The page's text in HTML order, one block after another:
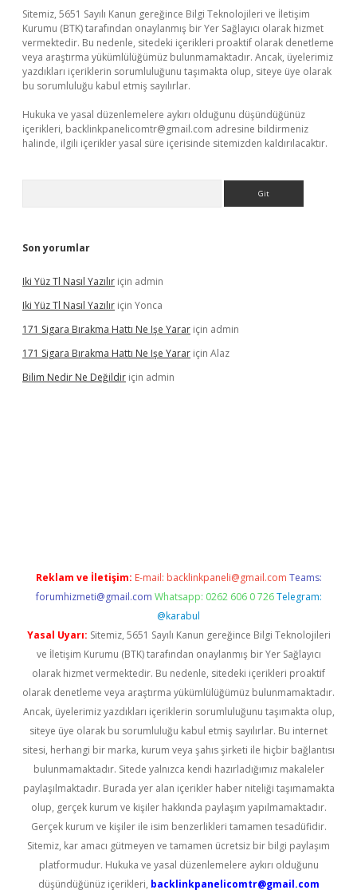
Sitemiz, 5651 Sayılı Kanun gereğince Bilgi Teknolojileri ve İletişim
Kurumu (BTK) tarafından onaylanmış bir Yer Sağlayıcı olarak hizmet
vermektedir. Bu nedenle, sitedeki içerikleri proaktif olarak denetleme
veya araştırma yükümlülüğümüz bulunmamaktadır. Ancak, üyelerimiz
yazdıkları içeriklerin sorumluluğunu taşımakta olup, siteye üye olarak
bu sorumluluğu kabul etmiş sayılırlar.
Hukuka ve yasal düzenlemelere aykırı olduğunu düşündüğünüz
içerikleri, backlinkpanelicomtr@gmail.com adresine bildirmeniz
halinde, ilgili içerikler yasal süre içerisinde sitemizden kaldırılacaktır.
Son yorumlar
Iki Yüz Tl Nasıl Yazılır için admin
Iki Yüz Tl Nasıl Yazılır için Yonca
171 Sigara Bırakma Hattı Ne Işe Yarar için admin
171 Sigara Bırakma Hattı Ne Işe Yarar için Alaz
Bilim Nedir Ne Değildir için admin
Reklam ve İletişim: E-mail: backlinkpaneli@gmail.com Teams:
forumhizmeti@gmail.com Whatsapp: 0262 606 0 726 Telegram:
@karabul
Yasal Uyarı: Sitemiz, 5651 Sayılı Kanun gereğince Bilgi Teknolojileri
ve İletişim Kurumu (BTK) tarafından onaylanmış bir Yer Sağlayıcı
olarak hizmet vermektedir. Bu nedenle, sitedeki içerikleri proaktif
olarak denetleme veya araştırma yükümlülüğümüz bulunmamaktadır.
Ancak, üyelerimiz yazdıkları içeriklerin sorumluluğunu taşımakta olup,
siteye üye olarak bu sorumluluğu kabul etmiş sayılırlar. Bu internet
sitesi, herhangi bir marka, kurum veya şahıs şirketi ile hiçbir bağlantısı
bulunmamaktadır. Sitede yalnızca kendi hazırladığımız makaleler
paylaşılmaktadır. Burada yer alan içerikler haber niteliği taşımamakta
olup, gerçek kurum ve kişiler hakkında paylaşım yapılmamaktadır.
Gerçek kurum ve kişiler ile isim benzerlikleri tamamen tesadüfidir.
Sitemiz, kar amacı gütmeyen ve tamamen ücretsiz bir bilgi paylaşım
platformudur. Hukuka ve yasal düzenlemelere aykırı olduğunu
düşündüğünüz içerikleri, backlinkpanelicomtr@gmail.com